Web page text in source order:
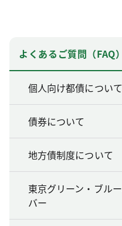
よくあるご質問（FAQ）
個人向け都債について
債券について
地方債制度について
東京グリーン・ブル
バー